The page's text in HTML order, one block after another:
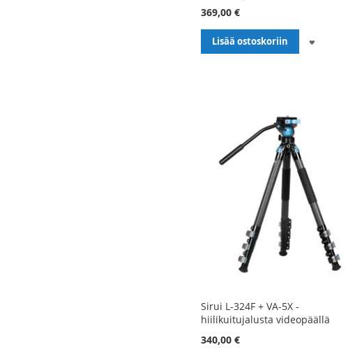
369,00 €
Lisää ostoskoriin
Sirui L-324F + VA-5X -
hiilikuitujalusta videopäällä
340,00 €